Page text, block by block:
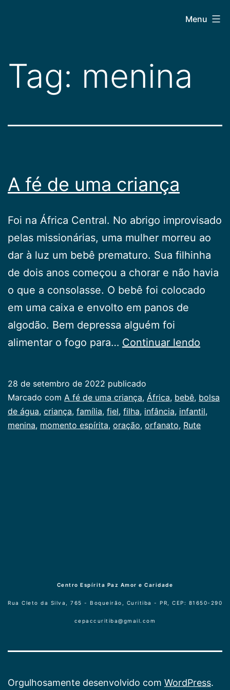
conteúdo
Menu
Tag: menina
A fé de uma criança
Foi na África Central. No abrigo improvisado
pelas missionárias, uma mulher morreu ao
dar à luz um bebê prematuro. Sua filhinha
de dois anos começou a chorar e não havia
o que a consolasse. O bebê foi colocado
em uma caixa e envolto em panos de
algodão. Bem depressa alguém foi
alimentar o fogo para… Continuar lendo
uma
28 de setembro de 2022 publicado
Categorizado
como
Infancia
Marcado com A fé de uma criança, África, bebê, bolsa
de água, criança, família, fiel, filha, infância, infantil,
menina, momento espírita, oração, orfanato, Rute
Centro Espírita Paz Amor e Caridade
Rua Cleto da Silva, 765 - Boqueirão, Curitiba - PR, CEP: 81650-290
cepaccuritiba@gmail.com
Orgulhosamente desenvolvido com WordPress.